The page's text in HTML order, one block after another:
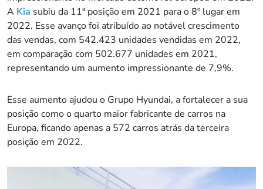
A Kia subiu da 11ª posição em 2021 para o 8º lugar em
2022. Esse avanço foi atribuído ao notável crescimento
das vendas, com 542.423 unidades vendidas em 2022,
em comparação com 502.677 unidades em 2021,
representando um aumento impressionante de 7,9%.
Esse aumento ajudou o Grupo Hyundai, a fortalecer a sua
posição como o quarto maior fabricante de carros na
Europa, ficando apenas a 572 carros atrás da terceira
posição em 2022.